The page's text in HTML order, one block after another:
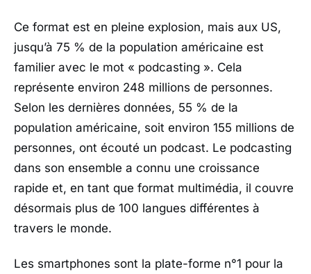
Ce format est en pleine explosion, mais aux US,
jusqu’à 75 % de la population américaine est
familier avec le mot « podcasting ». Cela
représente environ 248 millions de personnes.
Selon les dernières données, 55 % de la
population américaine, soit environ 155 millions de
personnes, ont écouté un podcast. Le podcasting
dans son ensemble a connu une croissance
rapide et, en tant que format multimédia, il couvre
désormais plus de 100 langues différentes à
travers le monde.
Les smartphones sont la plate-forme n°1 pour la